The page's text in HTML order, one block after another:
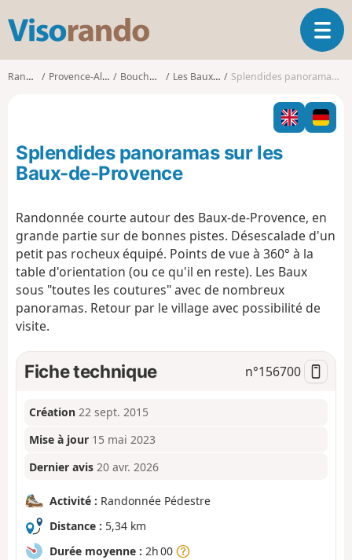
s
o
O
u
i
r
l
i
g
Randonnées Provence-Alpes-Côte d'Azur Bouches-du-Rhône Les Baux-de-Provence Splendides panoramas sur les Baux-de-Provence
Splendides panoramas sur les
Baux-de-Provence
Randonnée courte autour des Baux-de-Provence, en
grande partie sur de bonnes pistes. Désescalade d'un
petit pas rocheux équipé. Points de vue à 360° à la
table d'orientation (ou ce qu'il en reste). Les Baux
sous "toutes les coutures" avec de nombreux
panoramas. Retour par le village avec possibilité de
visite.
Fiche technique n°156700
Création 22 sept. 2015
Mise à jour 15 mai 2023
Dernier avis 20 avr. 2026
Activité : Randonnée Pédestre
Distance : 5,34 km
Durée moyenne : 2h 00